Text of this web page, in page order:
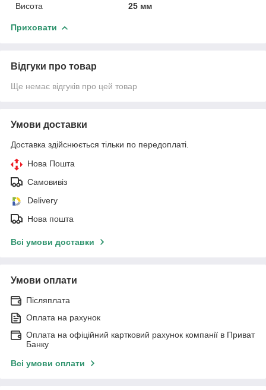
Висота
25 мм
Приховати
Відгуки про товар
Ще немає відгуків про цей товар
Умови доставки
Доставка здійснюється тільки по передоплаті.
Нова Пошта
Самовивіз
Delivery
Нова пошта
Всі умови доставки
Умови оплати
Післяплата
Оплата на рахунок
Оплата на офіційний картковий рахунок компанії в Приват
Банку
Всі умови оплати